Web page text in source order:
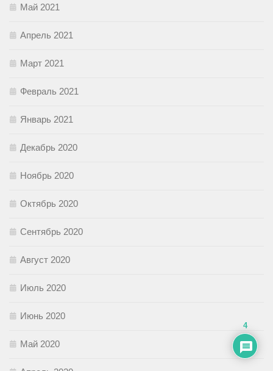
Май 2021
Апрель 2021
Март 2021
Февраль 2021
Январь 2021
Декабрь 2020
Ноябрь 2020
Октябрь 2020
Сентябрь 2020
Август 2020
Июль 2020
Июнь 2020
Май 2020
4